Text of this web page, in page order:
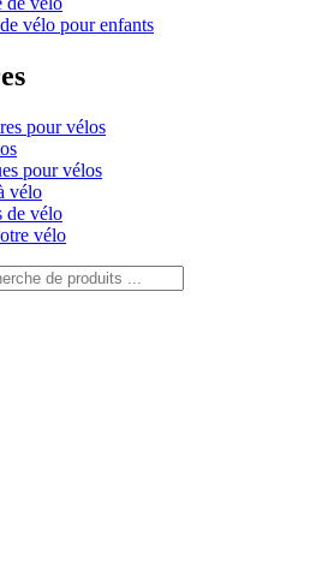
vélo pour enfants
pour vélos
pour vélos
vélo
de vélo
vélo